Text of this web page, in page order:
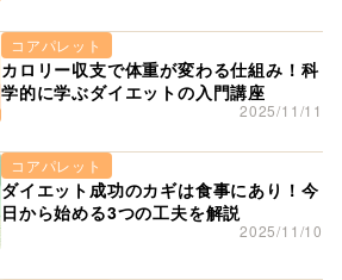
コアパレット
カロリー収支で体重が変わる仕組み！科
学的に学ぶダイエットの入門講座
2025/11/11
コアパレット
ダイエット成功のカギは食事にあり！今
日から始める3つの工夫を解説
2025/11/10